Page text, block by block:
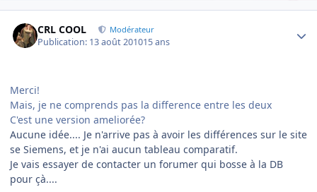
CRL COOL Modérateur
Publication: 13 août 201015 ans
Merci!
Mais, je ne comprends pas la difference entre les deux
C'est une version ameliorée?
Aucune idée.... Je n'arrive pas à avoir les différences sur le site
se Siemens, et je n'ai aucun tableau comparatif.
Je vais essayer de contacter un forumer qui bosse à la DB
pour çà....